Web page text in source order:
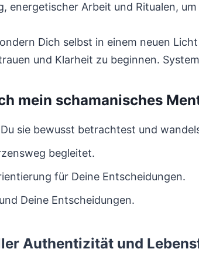
energetischer Arbeit und Ritualen,
Dich selbst in einem neuen
und Klarheit zu beginnen.
mein schamanisches
sie bewusst betrachtest und
begleitet.
für Deine Entscheidungen.
Deine Entscheidungen.
Authentizität und